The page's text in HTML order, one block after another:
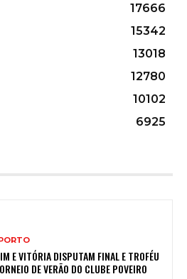
17666
15342
13018
12780
10102
6925
E VITÓRIA DISPUTAM FINAL E TROFÉU
DE VERÃO DO CLUBE POVEIRO